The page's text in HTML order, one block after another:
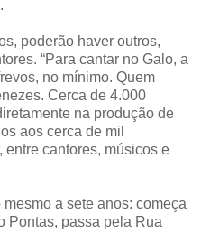
poderão haver outros,
“Para cantar no Galo, a
no mínimo. Quem
Cerca de 4.000
na produção de
aos cerca de mil
cantores, músicos e
a sete anos: começa
Pontas, passa pela Rua